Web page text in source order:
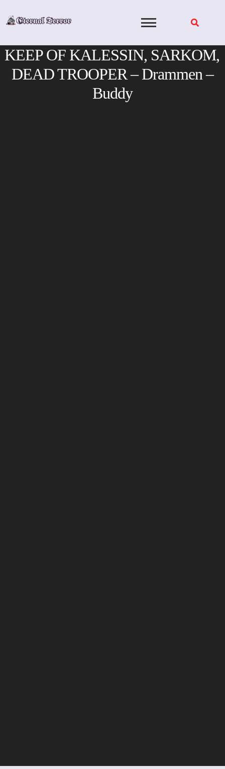
KEEP OF KALESSIN, SARKOM,
DEAD TROOPER – Drammen –
Buddy